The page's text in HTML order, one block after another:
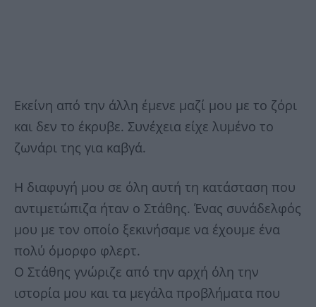
Εκείνη από την άλλη έμενε μαζί μου με το ζόρι
και δεν το έκρυβε. Συνέχεια είχε λυμένο το
ζωνάρι της για καβγά.
Η διαφυγή μου σε όλη αυτή τη κατάσταση που
αντιμετώπιζα ήταν ο Στάθης. Ένας συνάδελφός
μου με τον οποίο ξεκινήσαμε να έχουμε ένα
πολύ όμορφο φλερτ.
Ο Στάθης γνώριζε από την αρχή όλη την
ιστορία μου και τα μεγάλα προβλήματα που